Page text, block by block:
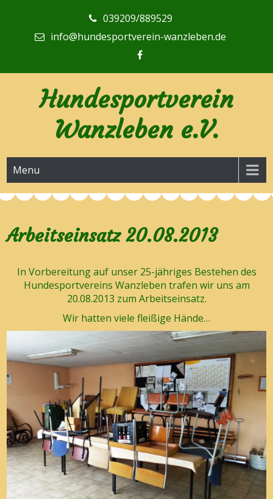
039209/889529
info@hundesportverein-wanzleben.de
Hundesportverein
Wanzleben e.V.
Menu
Arbeitseinsatz 20.08.2013
In Vorbereitung auf unser 25-jähriges Bestehen des
Hundesportvereins Wanzleben trafen wir uns am
20.08.2013 zum Arbeitseinsatz.
Wir hatten viele fleißige Hände…